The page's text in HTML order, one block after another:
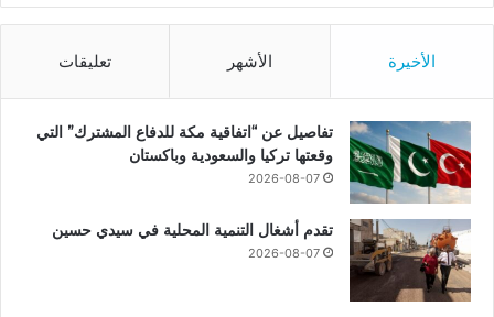
الأخيرة الأشهر تعليقات
تفاصيل عن “اتفاقية مكة للدفاع المشترك” التي
وقعتها تركيا والسعودية وباكستان
2026-08-07
تقدم أشغال التنمية المحلية في سيدي حسين
2026-08-07